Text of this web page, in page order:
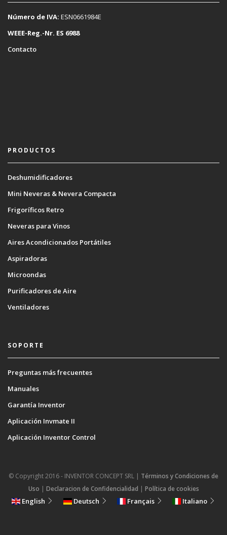
Número de IVA: ESN0661984E
WEEE-Reg.-Nr. ES 6988
Contacto
PRODUCTOS
Deshumidificadores
Mini Neveras & Nevera Compacta
Frigoríficos Retro
Neveras para Vinos
Aires Acondicionados Portátiles
Aspiradoras
Microondas
Purificadores de Aire
Ventiladores
SOPORTE
Preguntas más frecuentes
Manuales
Garantía Inventor
Aplicación Invmate II
Aplicación Inventor Control
© Copyright 2016 - INVENTOR CONCEPT SRL | Términos y Condiciones de
Uso | Declaracion de Confidencialidad | Política de cookies
English Deutsch Français Italiano